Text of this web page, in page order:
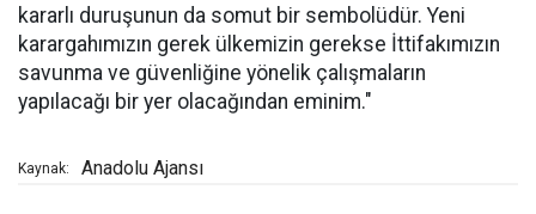
kararlı duruşunun da somut bir sembolüdür. Yeni
karargahımızın gerek ülkemizin gerekse İttifakımızın
savunma ve güvenliğine yönelik çalışmaların
yapılacağı bir yer olacağından eminim."
Kaynak: Anadolu Ajansı